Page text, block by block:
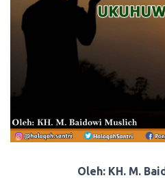
Oleh: KH. M.